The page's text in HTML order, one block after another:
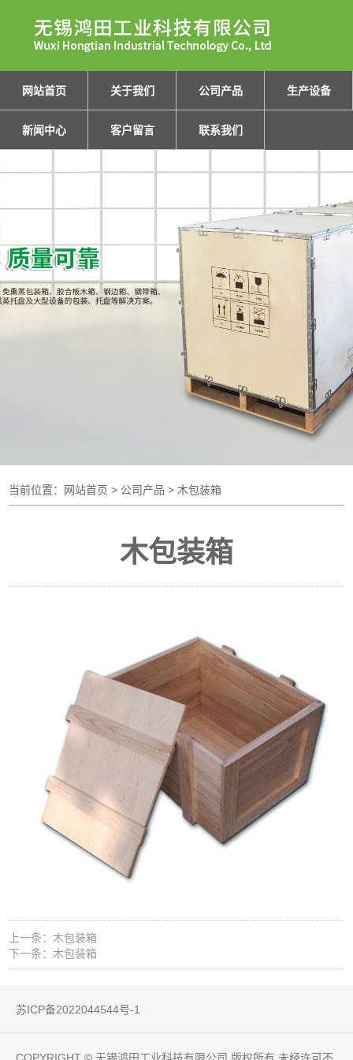
网站首页 关于我们 公司产品 生产设备
新闻中心 客户留言 联系我们
当前位置： 网站首页 > 公司产品 > 木包装箱
木包装箱
上一条：木包装箱
下一条：木包装箱
苏ICP备2022044544号-1